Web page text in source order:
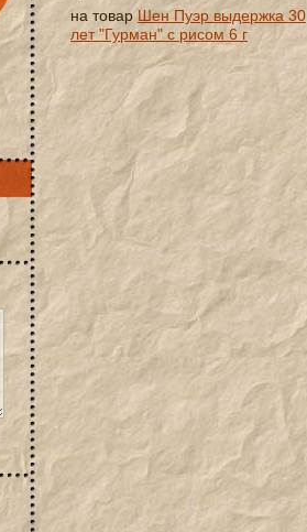
на товар Шен Пуэр выдержка 30
лет "Гурман" с рисом 6 г